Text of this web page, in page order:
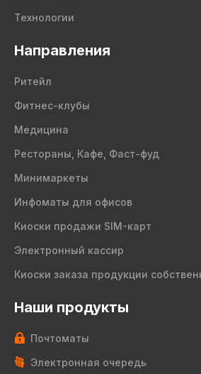
Технологии
Направления
Ритейл
Фитнес-клубы
Медицина
Рестораны, Кафе, Фаст-фуд
Минимаркеты
Инфоматы для офисов
Киоски продажи SIM-карт
Электронный кассир
Киоски заказа продукции
Наши продукты
Почтоматы
Электронная очередь